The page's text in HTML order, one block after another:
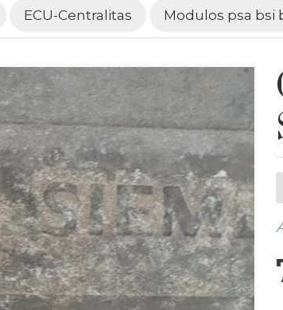
ECU-Centralitas Modulos psa bsi